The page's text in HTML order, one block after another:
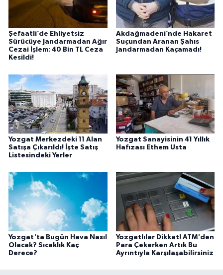
Şefaatli’de Ehliyetsiz
Sürücüye Jandarmadan Ağır
Cezai İşlem: 40 Bin TL Ceza
Kesildi!
Akdağmadeni’nde Hakaret
Suçundan Aranan Şahıs
Jandarmadan Kaçamadı!
Yozgat Merkezdeki 11 Alan
Satışa Çıkarıldı! İşte Satış
Listesindeki Yerler
Yozgat Sanayisinin 41 Yıllık
Hafızası Ethem Usta
Yozgat'ta Bugün Hava Nasıl
Olacak? Sıcaklık Kaç
Derece?
Yozgatlılar Dikkat! ATM'den
Para Çekerken Artık Bu
Ayrıntıyla Karşılaşabilirsiniz